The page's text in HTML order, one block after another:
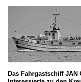
Das Fahrgastschiff JAN